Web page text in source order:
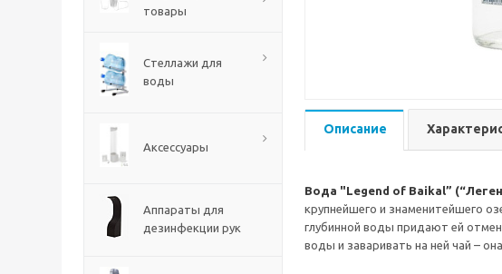
товары
Стеллажи для
воды
Аксессуары
Аппараты для
дезинфекции рук
Описание
Вода "Legend of Baikal”
крупнейшего и знаменитейшего
глубинной воды придают ей
воды и заваривать на ней чай –